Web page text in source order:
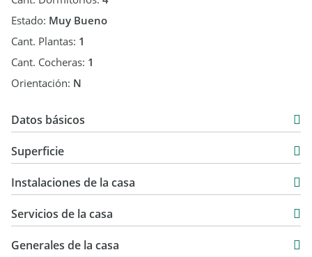
Estado: Muy Bueno
Cant. Plantas: 1
Cant. Cocheras: 1
Orientación: N
Datos básicos
Venta
USD 150.000
Superficie
450 m2
278 m2
Instalaciones de la casa
Servicios de la casa
Generales de la casa